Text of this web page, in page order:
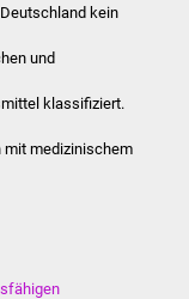
kein
und
klassifiziert.
medizinischem